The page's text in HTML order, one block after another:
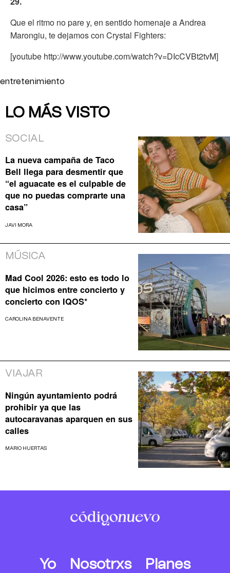
Que el ritmo no pare y, en sentido homenaje a Andrea
Marongiu, te dejamos con Crystal Fighters:
[youtube http://www.youtube.com/watch?v=DIcCVBt2tvM]
entretenimiento
LO MÁS VISTO
SOCIAL
La nueva campaña de Taco
Bell llega para desmentir que
“el aguacate es el culpable de
que no puedas comprarte una
casa”
JAVI MORA
MÚSICA
Mad Cool 2026: esto es todo lo
que hicimos entre concierto y
concierto con IQOS*
CAROLINA BENAVENTE
VIAJAR
Ningún ayuntamiento podrá
prohibir ya que las
autocaravanas aparquen en sus
calles
MARIO HUERTAS
Yo Nosotrxs
Planes